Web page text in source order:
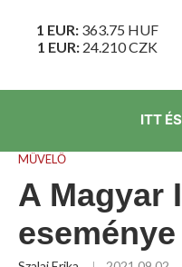
1 EUR: 363.75 HUF
1 EUR: 24.210CZK
ITT
MŰVELŐ
A Magyar